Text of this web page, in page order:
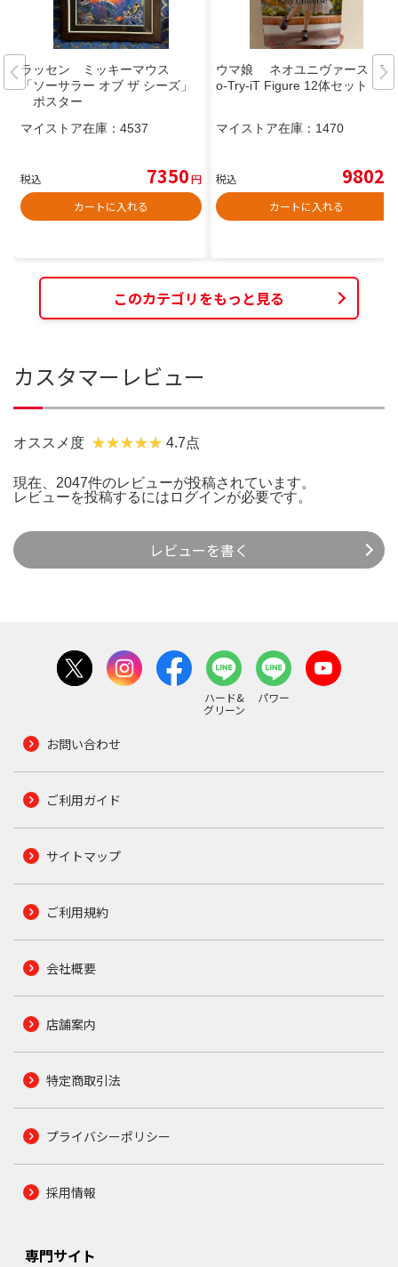
ラッセン ミッキーマウス
「ソーサラー オブ ザ シーズ」
ポスター
マイストア在庫： 4537
税込 7350円
カートに入れる
ウマ娘 ネオユニヴァース Tri
o-Try-iT Figure 12体セット
マイストア在庫： 1470
税込 9802
カートに入れる
このカテゴリをもっと見る
カスタマーレビュー
オススメ度 4.7点
現在、2047件のレビューが投稿されています。
レビューを投稿するには ログインが必要です。
レビューを書く
ハード&
グリーン
パワー
お問い合わせ
ご利用ガイド
サイトマップ
ご利用規約
会社概要
店舗案内
特定商取引法
プライバシーポリシー
採用情報
専門サイト